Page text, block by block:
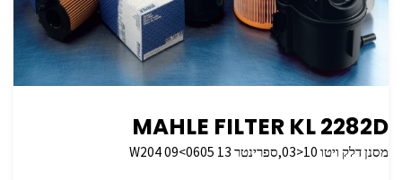
MAHLE FILTER KL 2282D
מסנן דלק ויטו 10<03,ספרינטר 13 W204 09<0605